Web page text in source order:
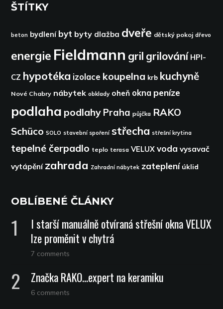
ŠTÍTKY
beton bydlení byt byty dlažba dveře dětský pokoj dřevo
energie Fieldmann gril grilování HPI-
CZ hypotéka izolace koupelna krb kuchyně
Nové Chabry nábytek obklady oheň okna peníze
podlaha podlahy Praha půjčka RAKO
Schüco SOLO stavební spoření střecha střešní krytina
tepelné čerpadlo teplo terasa VELUX voda vysavač
vytápění zahrada Zahradní nábytek zateplení úklid
OBLÍBENÉ ČLÁNKY
I starší manuálně otvíraná střešní okna VELUX
lze proměnit v chytrá
7 comments
Značka RAKO…expert na keramiku
6 comments